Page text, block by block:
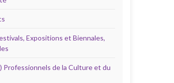
Expositions et Biennales,
Professionnels de la Culture et du